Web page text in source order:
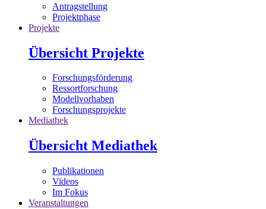
Antragstellung
Projektphase
Projekte
Übersicht Projekte
Forschungsförderung
Ressortforschung
Modellvorhaben
Forschungsprojekte
Mediathek
Übersicht Mediathek
Publikationen
Videos
Im Fokus
Veranstaltungen